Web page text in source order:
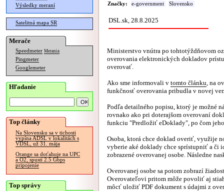
Výsledky meraní
Satelitná mapa SR
Merače
Speedmeter Merania
Pingmeter
Googlemeter
Hľadanie
Top články
Na Slovensku sa v tichosti
vypína ADSL v lokalitách s
VDSL, už 31. mája
Orange sa doťahuje na UPC
a O2, spustí 2.5 Gbps
pripojenie
Top správy
Značky: e-government Slovensko
DSL.sk, 28.8.2025
Ministerstvo vnútra po tohtotýždňovom
overovania elektronických dokladov
overovať.
Ako sme informovali v tomto článku, na
funkčnosť overovania pribudla v novej
Podľa detailného popisu, ktorý je možné
rovnako ako pri doterajšom overovaní
funkciu "Predložiť eDoklady", po čom
Osoba, ktorá chce doklad overiť, využije
vyberie aké doklady chce sprístupniť a či
zobrazené overovanej osobe. Následne
Overovanej osobe sa potom zobrazí
Overovateľovi pritom môže povoliť aj
môcť uložiť PDF dokument s údajmi z